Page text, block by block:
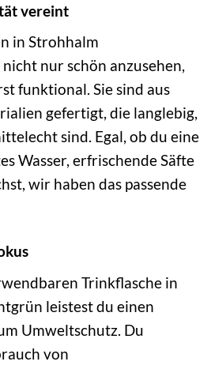
vereint
in Strohhalm
nur schön anzusehen,
funktional. Sie sind aus
gefertigt, die langlebig,
sind. Egal, ob du eine
Wasser, erfrischende Säfte
wir haben das passende
Trinkflasche in
leistest du einen
Umweltschutz. Du
von